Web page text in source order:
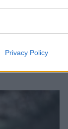
Privacy Policy